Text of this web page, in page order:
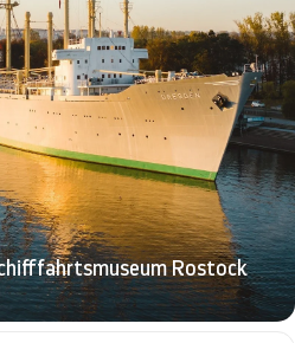
in den 1970er und 1980er
Flottillenadmiral a.D., stellv.
2012: ATALANTA
der EU
Bad
Rostock